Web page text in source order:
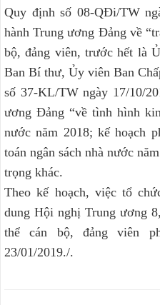
Quy định số 08-QĐi/TW
hành Trung ương Đảng về
bộ, đảng viên, trước hết là
Ban Bí thư, Ủy viên Ban
số 37-KL/TW ngày 17/10/
ương Đảng “về tình hình
nước năm 2018; kế hoạch
toán ngân sách nhà nước
trọng khác.
Theo kế hoạch, việc tổ
dung Hội nghị Trung ương
thể cán bộ, đảng viên
23/01/2019./.